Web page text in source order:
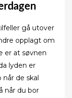
gå utover
opplagt om
er at søvnen
lyden er
de skal
når du bor